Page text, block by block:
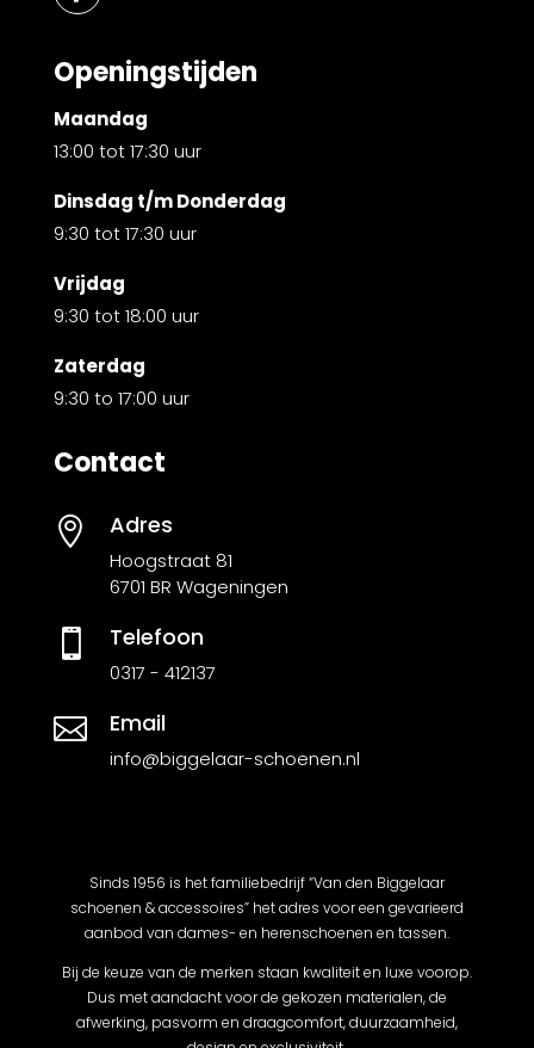
Openingstijden
Maandag
13:00 tot 17:30 uur
Dinsdag t/m Donderdag
9:30 tot 17:30 uur
Vrijdag
9:30 tot 18:00 uur
Zaterdag
9:30 to 17:00 uur
Contact
 Adres
Hoogstraat 81
6701 BR Wageningen
 Telefoon
0317 - 412137
 Email
info@biggelaar-schoenen.nl
Sinds 1956 is het familiebedrijf “Van den Biggelaar
schoenen & accessoires” het adres voor een gevarieerd
aanbod van dames- en herenschoenen en tassen.
Bij de keuze van de merken staan kwaliteit en luxe voorop.
Dus met aandacht voor de gekozen materialen, de
afwerking, pasvorm en draagcomfort, duurzaamheid,